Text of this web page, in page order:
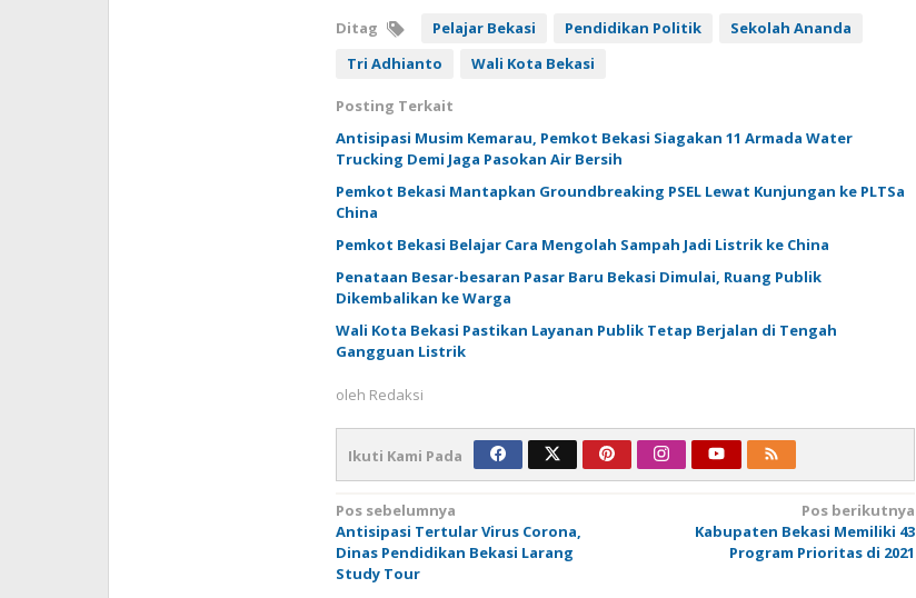
Ditag Pelajar Bekasi Pendidikan Politik
Sekolah Ananda
Tri Adhianto
Wali Kota Bekasi
Posting Terkait
Antisipasi Musim Kemarau, Pemkot Bekasi Siagakan 11 Armada Water
Trucking Demi Jaga Pasokan Air Bersih
Pemkot Bekasi Mantapkan Groundbreaking PSEL Lewat Kunjungan ke PLTSa
China
Pemkot Bekasi Belajar Cara Mengolah Sampah Jadi Listrik ke China
Penataan Besar-besaran Pasar Baru Bekasi Dimulai, Ruang Publik
Dikembalikan ke Warga
Wali Kota Bekasi Pastikan Layanan Publik Tetap Berjalan di Tengah
Gangguan Listrik
oleh Redaksi
Ikuti Kami Pada
Navigasi
pos
Pos sebelumnya
Antisipasi Tertular Virus Corona,
Dinas Pendidikan Bekasi Larang
Study Tour
Pos berikutnya
Kabupaten Bekasi Memiliki 43
Program Prioritas di 2021